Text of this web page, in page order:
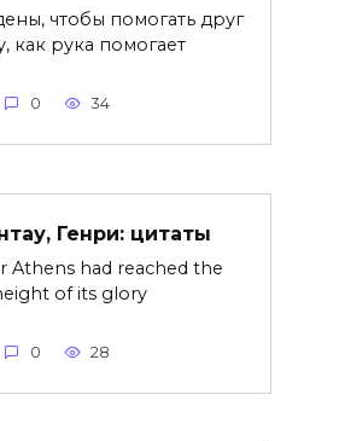
чтобы помогать друг
как рука помогает
0 34
Генри: цитаты
Athens had reached the
of its glory
0 28